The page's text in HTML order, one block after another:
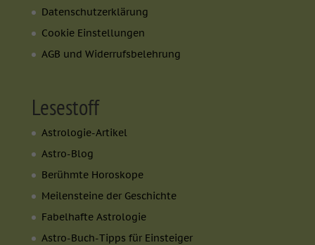
Datenschutzerklärung
Cookie Einstellungen
AGB und Widerrufsbelehrung
Lesestoff
Astrologie-Artikel
Astro-Blog
Berühmte Horoskope
Meilensteine der Geschichte
Fabelhafte Astrologie
Astro-Buch-Tipps für Einsteiger